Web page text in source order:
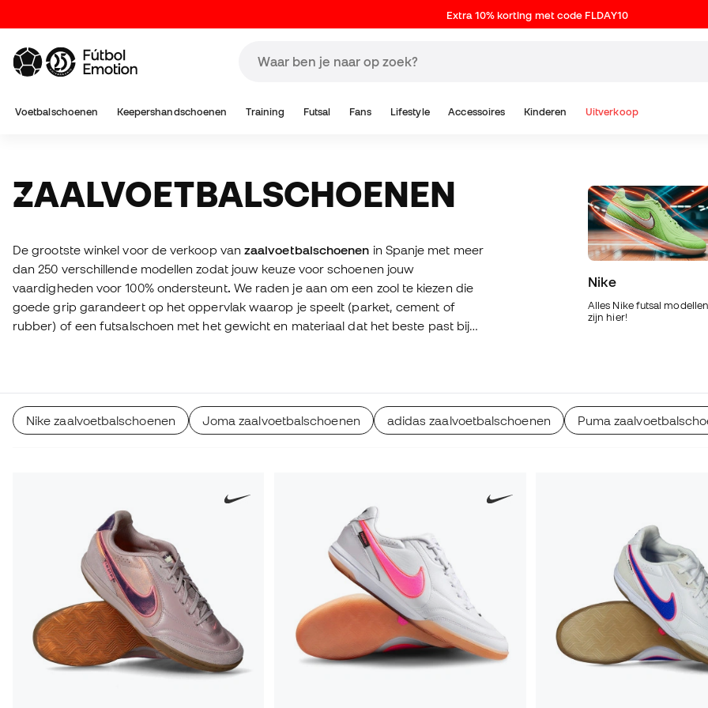
Extra 10% korting met code FLDAY10
Voetbalschoenen Keepershandschoenen Training Futsal Fans Lifestyle Accessoires Kinderen Uitverkoop
ZAALVOETBALSCHOENEN
De grootste winkel voor de verkoop vanzaalvoetbalschoenen in Spanje met meer
dan 250 verschillende modellen zodat jouw keuze voor schoenen jouw
vaardigheden voor 100% ondersteunt. We raden je aan om een zool te kiezen die
goede grip garandeert op het oppervlak waarop je speelt (parket, cement of
rubber) of een futsalschoen met het gewicht en materiaal dat het beste past bij
Nike
Alles Nike futsal modellen
zijn hier!
Nike zaalvoetbalschoenen Joma zaalvoetbalschoenen adidas zaalvoetbalschoenen Puma